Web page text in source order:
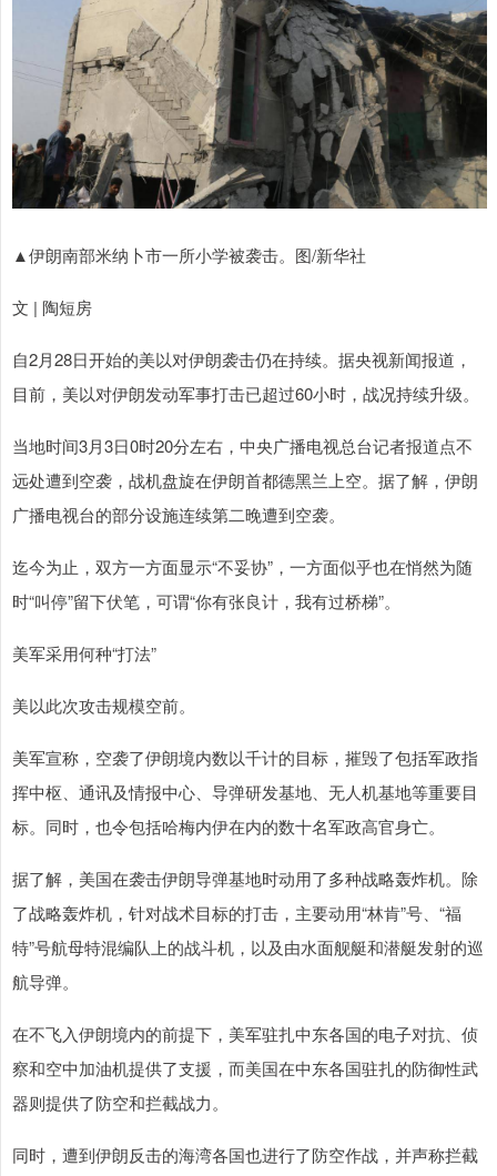
▲伊朗南部米纳卜市一所小学被袭击。图/新华社
文 | 陶短房
自2月28日开始的美以对伊朗袭击仍在持续。据央视新闻报道，
目前，美以对伊朗发动军事打击已超过60小时，战况持续升级。
当地时间3月3日0时20分左右，中央广播电视总台记者报道点不
远处遭到空袭，战机盘旋在伊朗首都德黑兰上空。据了解，伊朗
广播电视台的部分设施连续第二晚遭到空袭。
迄今为止，双方一方面显示“不妥协”，一方面似乎也在悄然为随
时“叫停”留下伏笔，可谓“你有张良计，我有过桥梯”。
美军采用何种“打法”
美以此次攻击规模空前。
美军宣称，空袭了伊朗境内数以千计的目标，摧毁了包括军政指
挥中枢、通讯及情报中心、导弹研发基地、无人机基地等重要目
标。同时，也令包括哈梅内伊在内的数十名军政高官身亡。
据了解，美国在袭击伊朗导弹基地时动用了多种战略轰炸机。除
了战略轰炸机，针对战术目标的打击，主要动用“林肯”号、“福
特”号航母特混编队上的战斗机，以及由水面舰艇和潜艇发射的巡
航导弹。
在不飞入伊朗境内的前提下，美军驻扎中东各国的电子对抗、侦
察和空中加油机提供了支援，而美国在中东各国驻扎的防御性武
器则提供了防空和拦截战力。
同时，遭到伊朗反击的海湾各国也进行了防空作战，并声称拦截